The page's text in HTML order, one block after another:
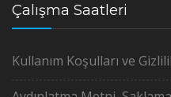
Çalışma Saatleri
Kullanım Koşulları ve